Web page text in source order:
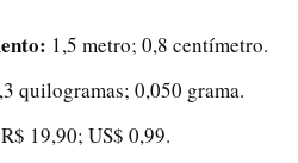
1,5 metro; 0,8 centímetro.
quilogramas; 0,050 grama.
R$ 19,90; US$ 0,99.